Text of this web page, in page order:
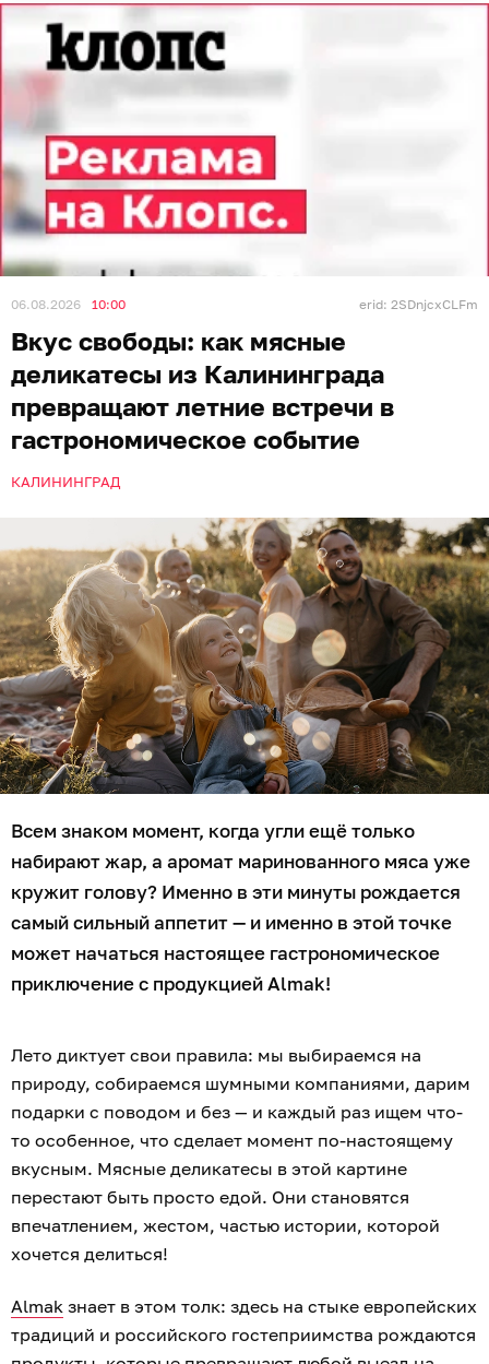
06.08.2026 10:00 erid: 2SDnjcxCLFm
Вкус свободы: как мясные
деликатесы из Калининграда
превращают летние встречи в
гастрономическое событие
КАЛИНИНГРАД
Всем знаком момент, когда угли ещё только
набирают жар, а аромат маринованного мяса уже
кружит голову? Именно в эти минуты рождается
самый сильный аппетит — и именно в этой точке
может начаться настоящее гастрономическое
приключение с продукцией Almak!
Лето диктует свои правила: мы выбираемся на
природу, собираемся шумными компаниями, дарим
подарки с поводом и без — и каждый раз ищем что-
то особенное, что сделает момент по-настоящему
вкусным. Мясные деликатесы в этой картине
перестают быть просто едой. Они становятся
впечатлением, жестом, частью истории, которой
хочется делиться!
Almak знает в этом толк: здесь на стыке европейских
традиций и российского гостеприимства рождаются